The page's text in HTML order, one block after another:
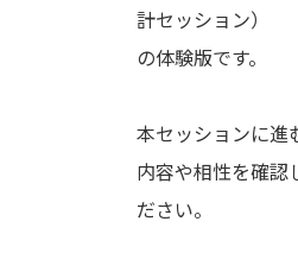
計セッション）
の体験版です。
本セッションに進
内容や相性を確認
ださい。